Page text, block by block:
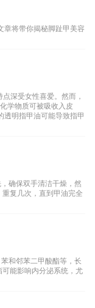
章将带你揭秘脚趾甲美容
深受女性喜爱。然而，
学物质可被吸收入皮
透明指甲油可能导致指甲
确保双手清洁干燥，然
复几次，直到甲油完全
和邻苯二甲酸酯等，长
能影响内分泌系统，尤